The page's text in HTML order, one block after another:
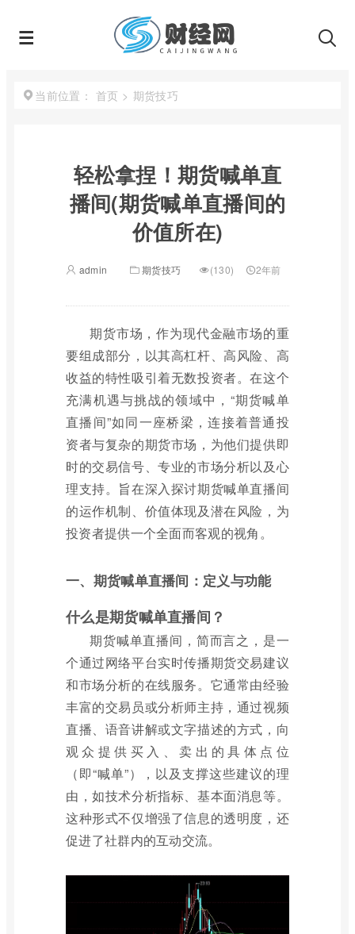
当前位置： 首页 > 期货技巧
轻松拿捏！期货喊单直
播间(期货喊单直播间的
价值所在)
admin 期货技巧 (130) 2年前
期货市场，作为现代金融市场的重
要组成部分，以其高杠杆、高风险、高
收益的特性吸引着无数投资者。在这个
充满机遇与挑战的领域中，“期货喊单
直播间”如同一座桥梁，连接着普通投
资者与复杂的期货市场，为他们提供即
时的交易信号、专业的市场分析以及心
理支持。旨在深入探讨期货喊单直播间
的运作机制、价值体现及潜在风险，为
投资者提供一个全面而客观的视角。
一、期货喊单直播间：定义与功能
什么是期货喊单直播间？
期货喊单直播间，简而言之，是一
个通过网络平台实时传播期货交易建议
和市场分析的在线服务。它通常由经验
丰富的交易员或分析师主持，通过视频
直播、语音讲解或文字描述的方式，向
观众提供买入、卖出的具体点位
（即“喊单”），以及支撑这些建议的理
由，如技术分析指标、基本面消息等。
这种形式不仅增强了信息的透明度，还
促进了社群内的互动交流。